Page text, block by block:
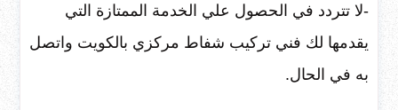
-لا تتردد في الحصول علي الخدمة الممتازة التي
يقدمها لك فني تركيب شفاط مركزي بالكويت واتصل
به في الحال.